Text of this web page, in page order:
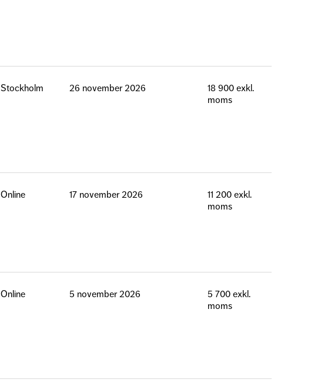
Stockholm 26 november 2026
18 900 exkl.
moms
Online 17 november 2026
11 200 exkl.
moms
Online 5 november 2026
5 700 exkl.
moms